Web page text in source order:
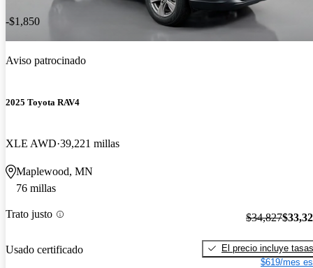
-$1,850
Aviso patrocinado
2025 Toyota RAV4
XLE AWD 39,221 millas
Maplewood, MN
76 millas
Trato justo
Usado certificado
$34,827
El precio incluye tasas
$619/mes